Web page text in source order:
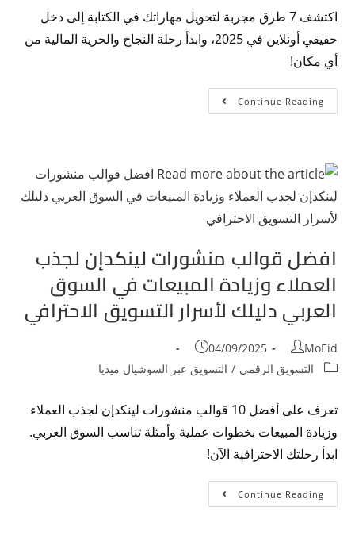
اكتشف 7 طرق مجربة لتحويل مهاراتك في الكتابة إلى دخل
حقيقي أونلاين في 2025، وابدأ رحلة النجاح والحرية المالية من
أي مكان!
Continue Reading
افضل قوالب منشورات لينكدإن لجذب
العملاء وزيادة المبيعات في السوق
العربي دليلك لأسرار التسويق الاحترافي
MoEid
04/09/2025
التسويق الرقمي / التسويق عبر السوشيال ميديا
تعرف على أفضل 10 قوالب منشورات لينكدإن لجذب العملاء
وزيادة المبيعات بخطوات عملية وأمثلة تناسب السوق العربي.
ابدأ رحلتك الاحترافية الآن!
Continue Reading